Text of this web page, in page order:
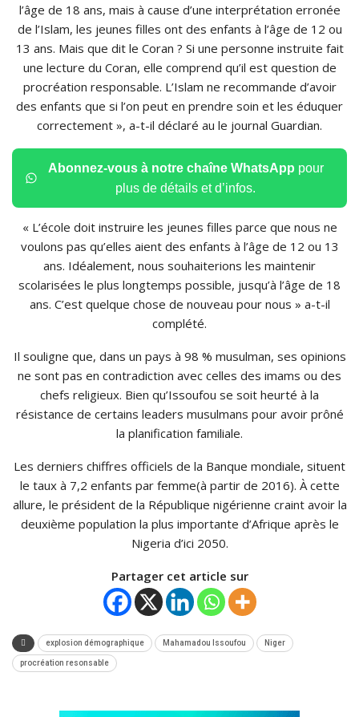
l’âge de 18 ans, mais à cause d’une interprétation erronée
de l’Islam, les jeunes filles ont des enfants à l’âge de 12 ou
13 ans. Mais que dit le Coran ? Si une personne instruite fait
une lecture du Coran, elle comprend qu’il est question de
procréation responsable. L’Islam ne recommande d’avoir
des enfants que si l’on peut en prendre soin et les éduquer
correctement », a-t-il déclaré au le journal Guardian.
Abonnez-vous à notre chaîne WhatsApp pour
plus de détails et d’infos.
« L’école doit instruire les jeunes filles parce que nous ne
voulons pas qu’elles aient des enfants à l’âge de 12 ou 13
ans. Idéalement, nous souhaiterions les maintenir
scolarisées le plus longtemps possible, jusqu’à l’âge de 18
ans. C’est quelque chose de nouveau pour nous » a-t-il
complété.
Il souligne que, dans un pays à 98 % musulman, ses opinions
ne sont pas en contradiction avec celles des imams ou des
chefs religieux. Bien qu’Issoufou se soit heurté à la
résistance de certains leaders musulmans pour avoir prôné
la planification familiale.
Les derniers chiffres officiels de la Banque mondiale, situent
le taux à 7,2 enfants par femme(à partir de 2016). À cette
allure, le président de la République nigérienne craint avoir la
deuxième population la plus importante d’Afrique après le
Nigeria d’ici 2050.
Partager cet article sur
explosion démographique Mahamadou Issoufou Niger
procréation resonsable